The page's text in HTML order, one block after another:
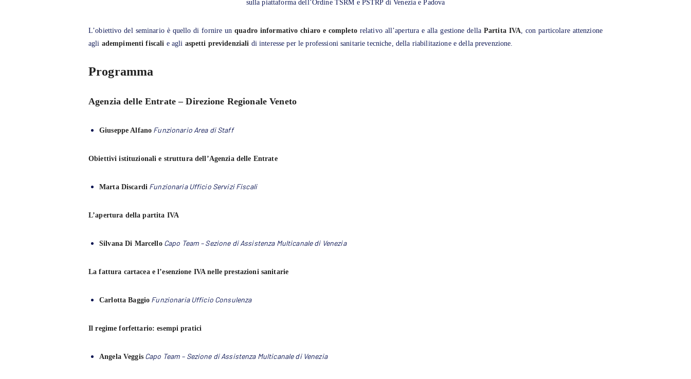
sulla piattaforma dell’Ordine TSRM e PSTRP di Venezia e Padova
L’obiettivo del seminario è quello di fornire unquadro informativo chiaro e completorelativo all’apertura e alla gestione della Partita IVA , con particolare attenzione
agli adempimenti fiscali e agli aspetti previdenziali di interesse per le professioni sanitarie tecniche, della riabilitazione e della prevenzione.
Programma
Agenzia delle Entrate – Direzione Regionale Veneto
Giuseppe Alfano Funzionario Area di Staff
Obiettivi istituzionali e struttura dell’Agenzia delle Entrate
Marta Discardi Funzionaria Ufficio Servizi Fiscali
L’apertura della partita IVA
Silvana Di Marcello Capo Team – Sezione di Assistenza Multicanale di Venezia
La fattura cartacea e l’esenzione IVA nelle prestazioni sanitarie
Carlotta Baggio Funzionaria Ufficio Consulenza
Il regime forfettario: esempi pratici
Angela Veggis Capo Team – Sezione di Assistenza Multicanale di Venezia